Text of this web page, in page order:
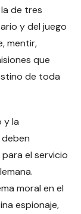
de tres
y del juego
mentir,
que
de toda
y la
el servicio
moral en el
espionaje,